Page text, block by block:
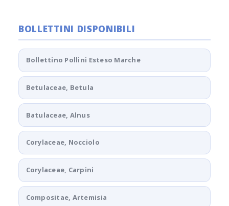
BOLLETTINI DISPONIBILI
Bollettino Pollini Esteso Marche
Betulaceae, Betula
Batulaceae, Alnus
Corylaceae, Nocciolo
Corylaceae, Carpini
Compositae, Artemisia